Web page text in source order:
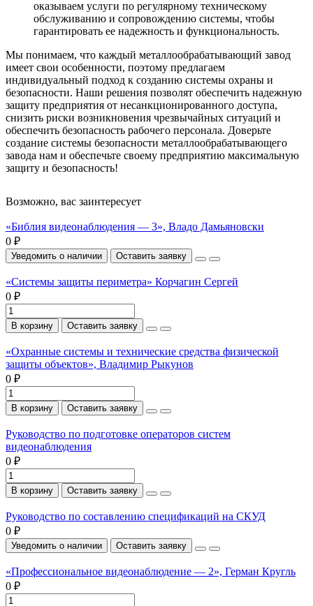
оказываем услуги по регулярному техническому
обслуживанию и сопровождению системы, чтобы
гарантировать ее надежность и функциональность.
Мы понимаем, что каждый металлообрабатывающий завод
имеет свои особенности, поэтому предлагаем
индивидуальный подход к созданию системы охраны и
безопасности. Наши решения позволят обеспечить надежную
защиту предприятия от несанкционированного доступа,
снизить риски возникновения чрезвычайных ситуаций и
обеспечить безопасность рабочего персонала. Доверьте
создание системы безопасности металлообрабатывающего
завода нам и обеспечьте своему предприятию максимальную
защиту и безопасность!
Возможно, вас заинтересует
«Библия видеонаблюдения — 3», Владо Дамьяновски
0 ₽
Уведомить о наличии Оставить заявку
«Системы защиты периметра» Корчагин Сергей
0 ₽
В корзину Оставить заявку
«Охранные системы и технические средства физической
защиты объектов», Владимир Рыкунов
0 ₽
В корзину Оставить заявку
Руководство по подготовке операторов систем
видеонаблюдения
0 ₽
В корзину Оставить заявку
Руководство по составлению спецификаций на СКУД
0 ₽
Уведомить о наличии Оставить заявку
«Профессиональное видеонаблюдение — 2», Герман Кругль
0 ₽